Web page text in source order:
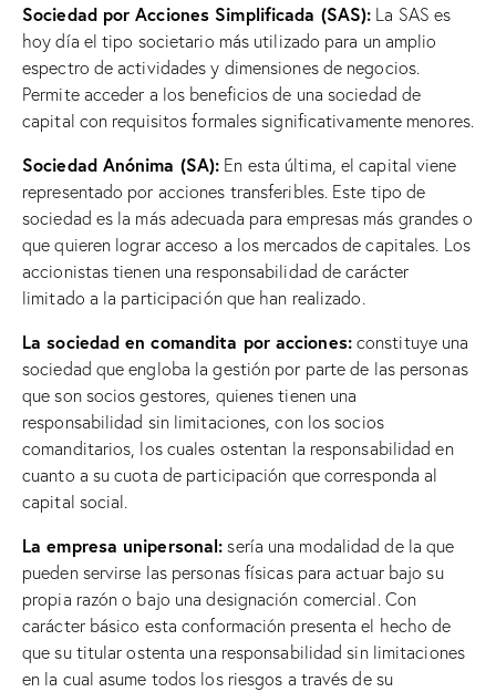
Sociedad por Acciones Simplificada (SAS): La SAS es
hoy día el tipo societario más utilizado para un amplio
espectro de actividades y dimensiones de negocios.
Permite acceder a los beneficios de una sociedad de
capital con requisitos formales significativamente menores.
Sociedad Anónima (SA): En esta última, el capital viene
representado por acciones transferibles. Este tipo de
sociedad es la más adecuada para empresas más grandes o
que quieren lograr acceso a los mercados de capitales. Los
accionistas tienen una responsabilidad de carácter
limitado a la participación que han realizado.
La sociedad en comandita por acciones:constituye una
sociedad que engloba la gestión por parte de las personas
que son socios gestores, quienes tienen una
responsabilidad sin limitaciones, con los socios
comanditarios, los cuales ostentan la responsabilidad en
cuanto a su cuota de participación que corresponda al
capital social.
La empresa unipersonal: sería una modalidad de la que
pueden servirse las personas físicas para actuar bajo su
propia razón o bajo una designación comercial. Con
carácter básico esta conformación presenta el hecho de
que su titular ostenta una responsabilidad sin limitaciones
en la cual asume todos los riesgos a través de su